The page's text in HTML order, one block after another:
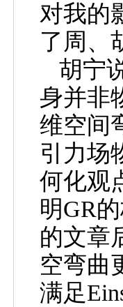
对我的
了周、
胡宁
身并非
维空间
引力场
何化观
明GR
的文章
空弯曲
满足